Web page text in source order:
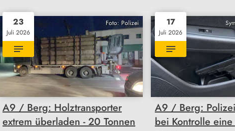
Foto: Polizei
23
Juli 2026
A9 / Berg: Holztransporter
extrem überladen - 20 Tonnen
17
Juli 2026
A9 / Berg:
bei Kontrolle